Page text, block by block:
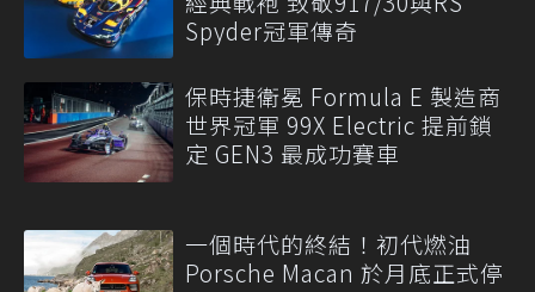
Spyder冠軍傳奇
保時捷衛冕 Formula E 製造商
世界冠軍 99X Electric 提前鎖
定 GEN3 最成功賽車
一個時代的終結！初代燃油
Porsche Macan 於月底正式停